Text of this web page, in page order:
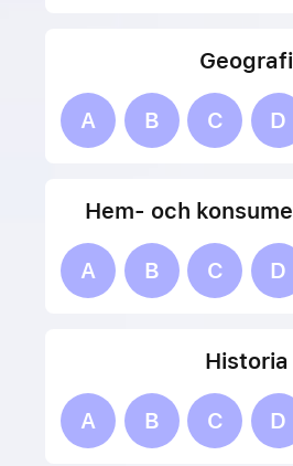
Geografi
A B C D
Hem- och
A B C D
Historia
A B C D